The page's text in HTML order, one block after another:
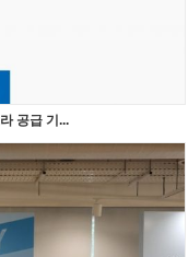
공급 기...